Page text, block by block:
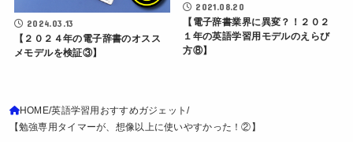
2024.03.13
【２０２４年の電子辞書のオスス
メモデルを検証③】
2021.08.20
【電子辞書業界に異変？！２０２
１年の英語学習用モデルのえらび
方⑧】
HOME 英語学習用おすすめガジェット
【勉強専用タイマーが、想像以上に使いやすかった！②】